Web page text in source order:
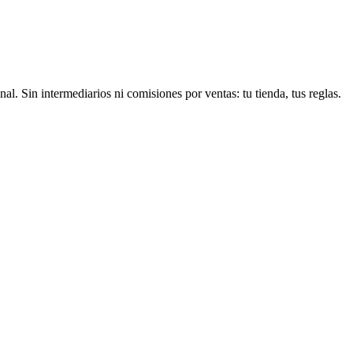
Sin intermediarios ni comisiones por ventas: tu tienda, tus reglas.